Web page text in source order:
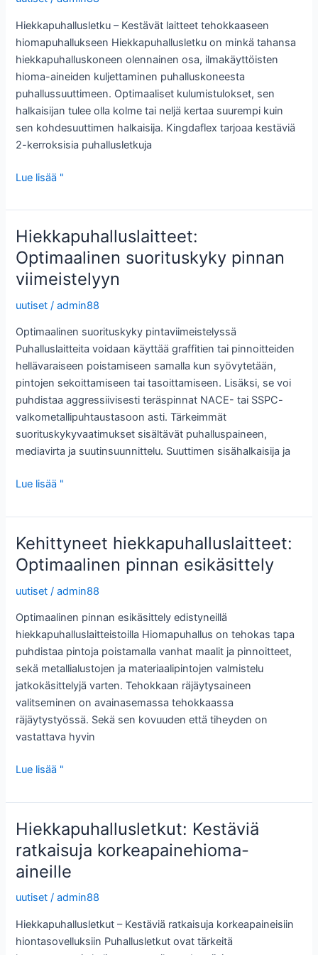
Hiekkapuhallusletku – Kestävät laitteet tehokkaaseen
hiomapuhallukseen Hiekkapuhallusletku on minkä tahansa
hiekkapuhalluskoneen olennainen osa, ilmakäyttöisten
hioma-aineiden kuljettaminen puhalluskoneesta
puhallussuuttimeen. Optimaaliset kulumistulokset, sen
halkaisijan tulee olla kolme tai neljä kertaa suurempi kuin
sen kohdesuuttimen halkaisija. Kingdaflex tarjoaa kestäviä
2-kerroksisia puhallusletkuja
Hiekkapuhallusletku:
laitteet
tehokkaaseen
hiomapuhallukseen
Lue lisää "
Hiekkapuhalluslaitteet:
Optimaalinen suorituskyky pinnan
viimeistelyyn
uutiset /admin88
Optimaalinen suorituskyky pintaviimeistelyssä
Puhalluslaitteita voidaan käyttää graffitien tai pinnoitteiden
hellävaraiseen poistamiseen samalla kun syövytetään,
pintojen sekoittamiseen tai tasoittamiseen. Lisäksi, se voi
puhdistaa aggressiivisesti teräspinnat NACE- tai SSPC-
valkometallipuhtaustasoon asti. Tärkeimmät
suorituskykyvaatimukset sisältävät puhalluspaineen,
mediavirta ja suutinsuunnittelu. Suuttimen sisähalkaisija ja
Hiekkapuhalluslaitteet:
suorituskyky
pinnan
viimeistelyyn
Lue lisää "
Kehittyneet hiekkapuhalluslaitteet:
Optimaalinen pinnan esikäsittely
uutiset /admin88
Optimaalinen pinnan esikäsittely edistyneillä
hiekkapuhalluslaitteistoilla Hiomapuhallus on tehokas tapa
puhdistaa pintoja poistamalla vanhat maalit ja pinnoitteet,
sekä metallialustojen ja materiaalipintojen valmistelu
jatkokäsittelyjä varten. Tehokkaan räjäytysaineen
valitseminen on avainasemassa tehokkaassa
räjäytystyössä. Sekä sen kovuuden että tiheyden on
vastattava hyvin
Kehittyneet
Optimaalinen
pinnan
esikäsittely
Lue lisää "
Hiekkapuhallusletkut: Kestäviä
ratkaisuja korkeapainehioma-
aineille
uutiset /admin88
Hiekkapuhallusletkut – Kestäviä ratkaisuja korkeapaineisiin
hiontasovelluksiin Puhallusletkut ovat tärkeitä